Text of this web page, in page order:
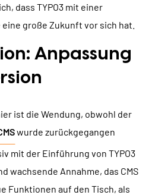
dass TYPO3 mit einer
große Zukunft vor sich hat.
Anpassung
ist die Wendung, obwohl der
wurde zurückgegangen
mit der Einführung von TYPO3
wachsende Annahme, das CMS
Funktionen auf den Tisch, als